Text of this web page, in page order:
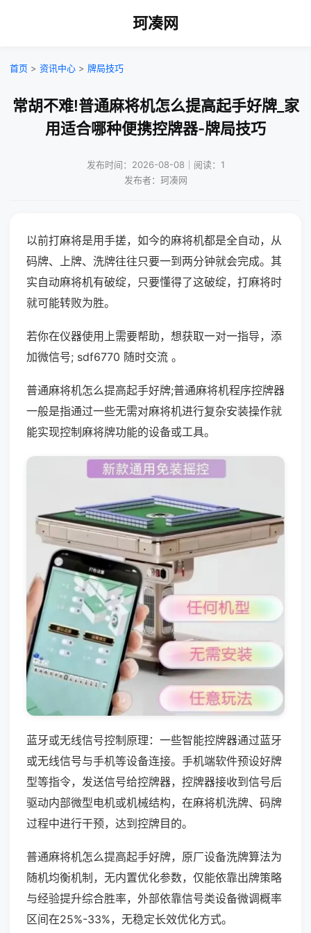
珂凑网
首页 > 资讯中心 > 牌局技巧
常胡不难!普通麻将机怎么提高起手好牌_家
用适合哪种便携控牌器-牌局技巧
发布时间：2026-08-08｜阅读：1
发布者：珂凑网
以前打麻将是用手搓，如今的麻将机都是全自动，从
码牌、上牌、洗牌往往只要一到两分钟就会完成。其
实自动麻将机有破绽，只要懂得了这破绽，打麻将时
就可能转败为胜。
若你在仪器使用上需要帮助，想获取一对一指导，添
加微信号; sdf6770 随时交流 。
普通麻将机怎么提高起手好牌;普通麻将机程序控牌器
一般是指通过一些无需对麻将机进行复杂安装操作就
能实现控制麻将牌功能的设备或工具。
蓝牙或无线信号控制原理：一些智能控牌器通过蓝牙
或无线信号与手机等设备连接。手机端软件预设好牌
型等指令，发送信号给控牌器，控牌器接收到信号后
驱动内部微型电机或机械结构，在麻将机洗牌、码牌
过程中进行干预，达到控牌目的。
普通麻将机怎么提高起手好牌，原厂设备洗牌算法为
随机均衡机制，无内置优化参数，仅能依靠出牌策略
与经验提升综合胜率，外部依靠信号类设备微调概率
区间在25%-33%，无稳定长效优化方式。